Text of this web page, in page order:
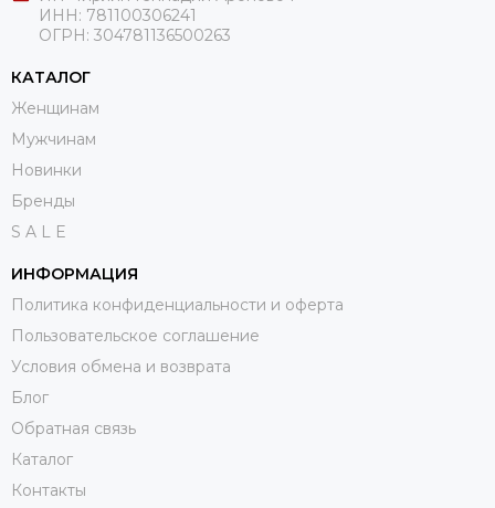
ИНН: 781100306241
ОГРН: 304781136500263
КАТАЛОГ
Женщинам
Мужчинам
Новинки
Бренды
S A L E
ИНФОРМАЦИЯ
Политика конфиденциальности и оферта
Пользовательское соглашение
Условия обмена и возврата
Блог
Обратная связь
Каталог
Контакты